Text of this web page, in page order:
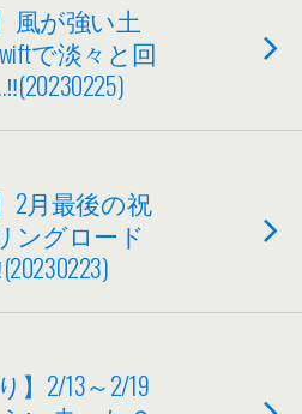
風が強い土
で淡々と回
2月最後の祝
ングロード
】2/13～2/19